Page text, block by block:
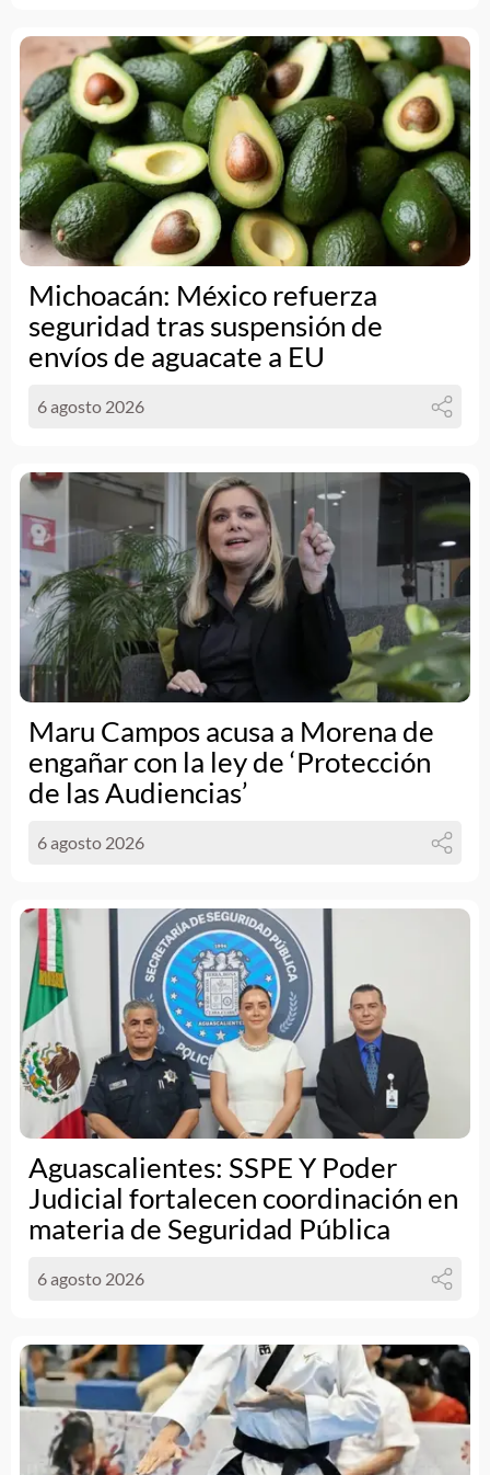
Michoacán: México refuerza
seguridad tras suspensión de
envíos de aguacate a EU
6 agosto 2026
Maru Campos acusa a Morena de
engañar con la ley de ‘Protección
de las Audiencias’
6 agosto 2026
Aguascalientes: SSPE Y Poder
Judicial fortalecen coordinación en
materia de Seguridad Pública
6 agosto 2026